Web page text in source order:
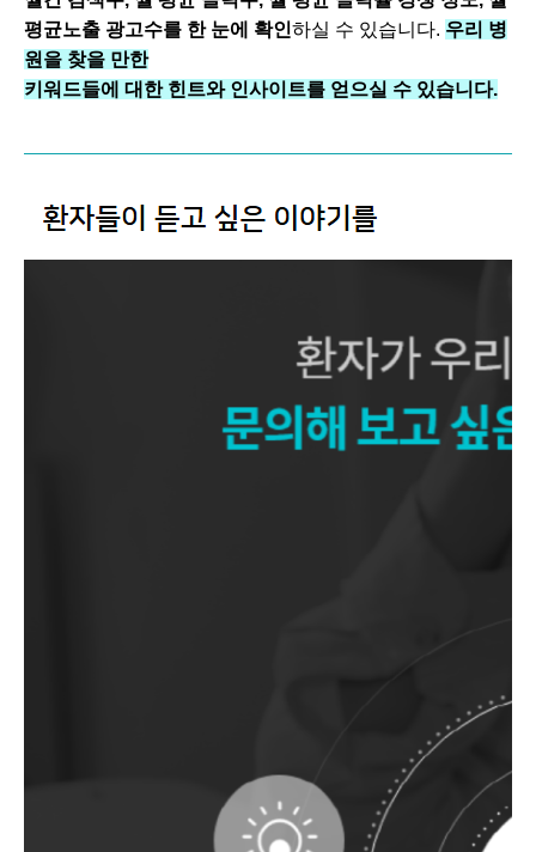
평균노출 광고수를 한 눈에 확인하실 수 있습니다. 우리 병
원을 찾을 만한
키워드들에 대한 힌트와 인사이트를 얻으실 수 있습니다.